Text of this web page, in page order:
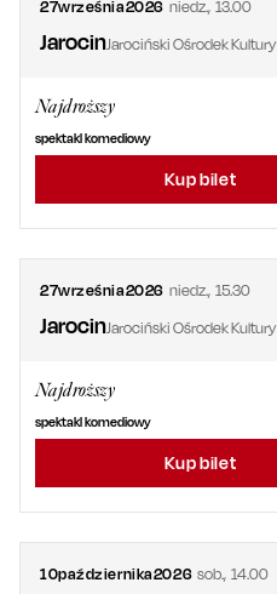
27września2026 niedz., 13.00
JarocinJarociński Ośrodek Kultury
Najdroższy
spektakl komediowy
Kup bilet
27września2026 niedz., 15.30
JarocinJarociński Ośrodek Kultury
Najdroższy
spektakl komediowy
Kup bilet
10października2026 sob.,14.00